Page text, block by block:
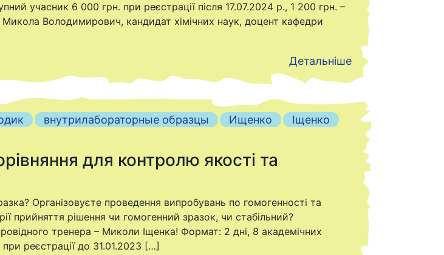
учасник 6 000 грн. при реєстрації після 17.07.2024 р., 1 200 грн. –
Володимирович, кандидат хімічних наук, доцент кафедри
Детальніше
внутрилабораторные образцы Ищенко
Іщенко
для контролю якості та
Організовуєте проведення випробувань по гомогенності та
прийняття рішення чи гомогенний зразок, чи стабільний?
тренера – Миколи Іщенка! Формат: 2 дні, 8 академічних
реєстрації до 31.01.2023 […]